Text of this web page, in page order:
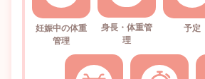
妊娠中の体重
管理
身長・体重管
理
予定